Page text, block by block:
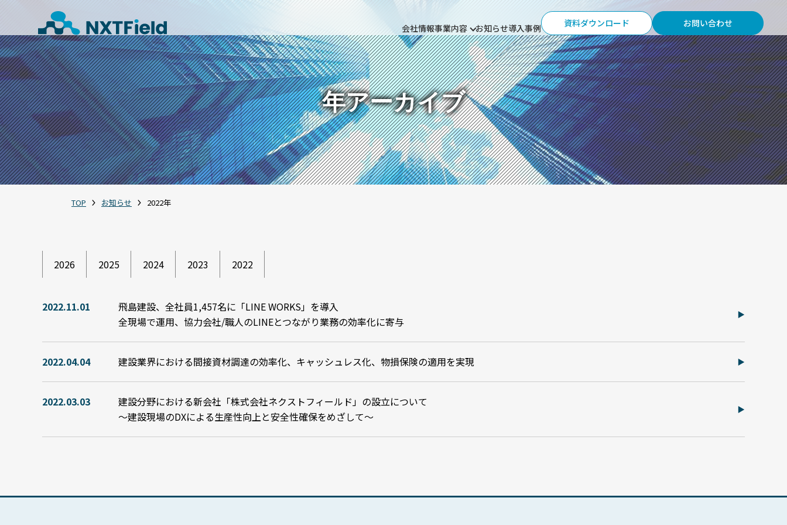
会社情報事業内容 お知らせ導入事例 資料ダウンロード お問い合わせ
年アーカイブ
TOP お知らせ 2022年
2026 2025 2024 2023 2022
2022.11.01
飛島建設、全社員1,457名に「LINE WORKS」を導入
全現場で運用、協力会社/職人のLINEとつながり業務の効率化に寄与
2022.04.04 建設業界における間接資材調達の効率化、キャッシュレス化、物損保険の適用を実現
2022.03.03
建設分野における新会社「株式会社ネクストフィールド」の設立について
～建設現場のDXによる生産性向上と安全性確保をめざして～